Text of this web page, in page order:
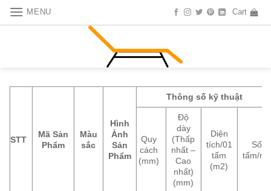
Skip
MENU Cart
STT
Mã Sản
Phẩm
Màu
sắc
Hình
Ảnh
Sản
Phẩm
Thông số kỹ thuật
Quy
cách
(mm)
Độ
dày
(Thấp
nhất –
Cao
nhất)
(mm)
Diện
tích/01
tấm
(m2)
Số
tấm/m2